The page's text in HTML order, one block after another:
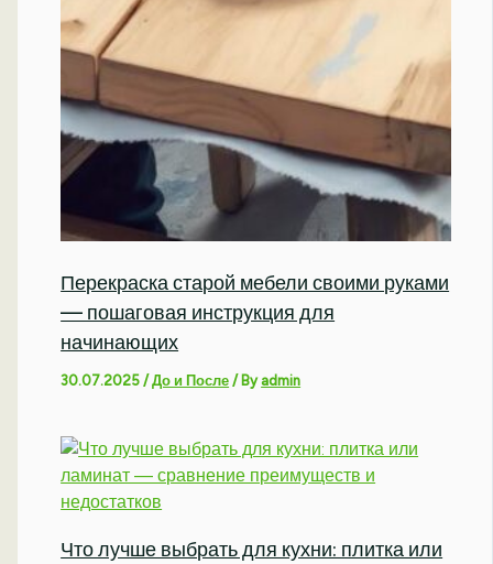
Перекраска старой мебели своими руками
— пошаговая инструкция для
начинающих
30.07.2025/До и После / Byadmin
Что лучше выбрать для кухни: плитка или